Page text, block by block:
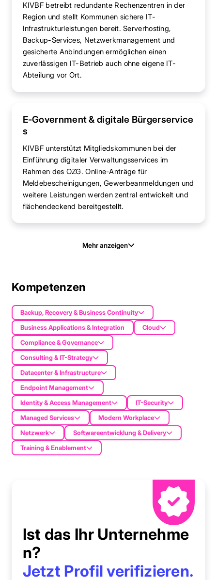
KIVBF betreibt redundante Rechenzentren in der
Region und stellt Kommunen sichere IT-
Infrastrukturleistungen bereit. Serverhosting,
Backup-Services, Netzwerkmanagement und
gesicherte Anbindungen ermöglichen einen
zuverlässigen IT-Betrieb auch ohne eigene IT-
Abteilung vor Ort.
E-Government & digitale Bürgerservice
s
KIVBF unterstützt Mitgliedskommunen bei der
Einführung digitaler Verwaltungsservices im
Rahmen des OZG. Online-Anträge für
Meldebescheinigungen, Gewerbeanmeldungen und
weitere Leistungen werden zentral entwickelt und
flächendeckend bereitgestellt.
Mehr anzeigen
Kompetenzen
Backup, Recovery & Business Continuity
Business Applications & Integration
Cloud
Compliance & Governance
Consulting & IT-Strategy
Datacenter & Infrastructure
Endpoint Management
Identity & Access Management
IT-Security
Managed Services
Modern Workplace
Netzwerk
Softwareentwicklung & Delivery
Training & Enablement
Ist das Ihr Unternehme
n?
Jetzt Profil verifizieren.